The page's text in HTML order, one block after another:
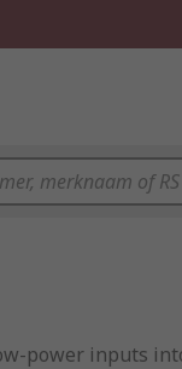
power inputs